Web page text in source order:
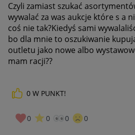
Czyli zamiast szukać
wywalać za was aukcje które s a
coś nie tak?Kiedyś sami
bo dla mnie to oszukiwanie
outletu jako nowe albo
mam racji??
0 W PUNKT!
0 0 0 0